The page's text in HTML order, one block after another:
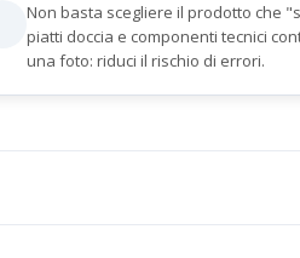
Non basta scegliere il prodotto che
piatti doccia e componenti tecnici
una foto: riduci il rischio di errori.